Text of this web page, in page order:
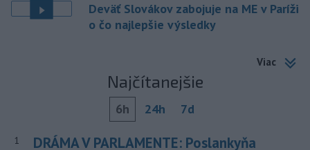
Deväť Slovákov zabojuje na ME v Paríži
o čo najlepšie výsledky
Viac
Najčítanejšie
6h 24h 7d
1
DRÁMA V PARLAMENTE: Poslankyňa